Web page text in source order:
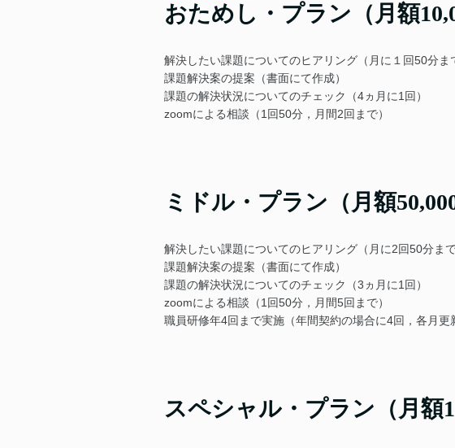
おためし・プラン（月額
解決したい課題についてのヒアリング（月に１回50分ま
課題解決案の提案（書面にて作成）
課題の解決状況についてのチェック（4ヵ月に1回）
zoomによる相談（1回50分，月間2回まで）
ミドル・プラン（月額50,000
解決したい課題についてのヒアリング（月に2回50分まで
課題解決案の提案（書面にて作成）
課題の解決状況についてのチェック（3ヵ月に1回）
zoomによる相談（1回50分，月間5回まで）
職員研修年4回まで実施（年間契約の場合に4回，各月更
スペシャル・プラン（月額